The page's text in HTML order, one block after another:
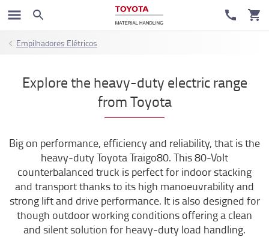
Empilhadores Elétricos
Explore the heavy-duty electric range
from Toyota
Big on performance, efficiency and reliability, that is the
heavy-duty Toyota Traigo80. This 80-Volt
counterbalanced truck is perfect for indoor stacking
and transport thanks to its high manoeuvrability and
strong lift and drive performance. It is also designed for
though outdoor working conditions offering a clean
and silent solution for heavy-duty load handling.